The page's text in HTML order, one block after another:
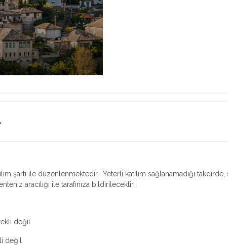
şartı ile düzenlenmektedir. Yeterli katılım sağlanamadığı
aracılığı ile tarafınıza bildirilecektir.
değil
değil